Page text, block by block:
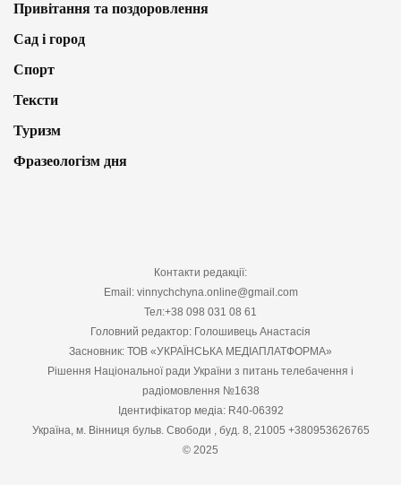
Привітання та поздоровлення
Сад і город
Спорт
Тексти
Туризм
Фразеологізм дня
Контакти редакції:
Email: vinnychchyna.online@gmail.com
Тел:+38 098 031 08 61
Головний редактор: Голошивець Анастасія
Засновник: ТОВ «УКРАЇНСЬКА МЕДІАПЛАТФОРМА»
Рішення Національної ради України з питань телебачення і
радіомовлення №1638
Ідентифікатор медіа: R40-06392
Україна, м. Вінниця бульв. Свободи , буд. 8, 21005 +380953626765
© 2025